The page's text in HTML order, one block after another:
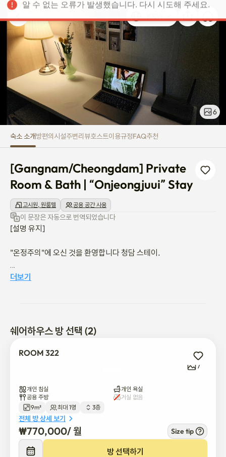
[Gangnam/Cheongdam]
KRW
6
숙소 소개방편의시설주변리뷰호스트이용규정FAQ추천
[Gangnam/Cheongdam] Private
Room & Bath | “Onjeongjuui” Stay
고시원, 원룸텔 공용 공간 사용
이 문장은 자동으로 번역되었습니다
[설명 유지]
"온정주의"에 오신 것을 환영합니다 청담 스테이.
"온정주의" 청담스테이는 서울 강남구 청담동에 위치한 깨끗하고
역 14번 출구에서 도보로 약 3분 거리에 있습니다. 조용한 주거 지
역에 위치해 있어 강남, 삼성, 코엑스, 압구정, 한강 등 주요 지역에
쉽게 접근할 수 있어 차분하고 편안한 분위기를 즐길 수 있습니다.
자, 냉장고, 개별 에어컨, Wi-Fi, 그리고 수납 공간이 포함되어 있습
니다. 이 방에는 개인 욕실도 있어서 개인 공간과 프라이버시를 중
시하는 손님들에게 적합합니다.
전기, 수도, 가스와 같은 기본 유틸리티가 포함되어 있으며 별도의
유지비가 없습니다.
더보기
쉐어하우스 방 선택 (2)
ROOM 322
7
개인 침실
개인 욕실
공용 주방
거실 없음
9m²
최대 1명 3층
전체 방 상세 보기
₩770,000/ 월 Size tip
방 선택하기